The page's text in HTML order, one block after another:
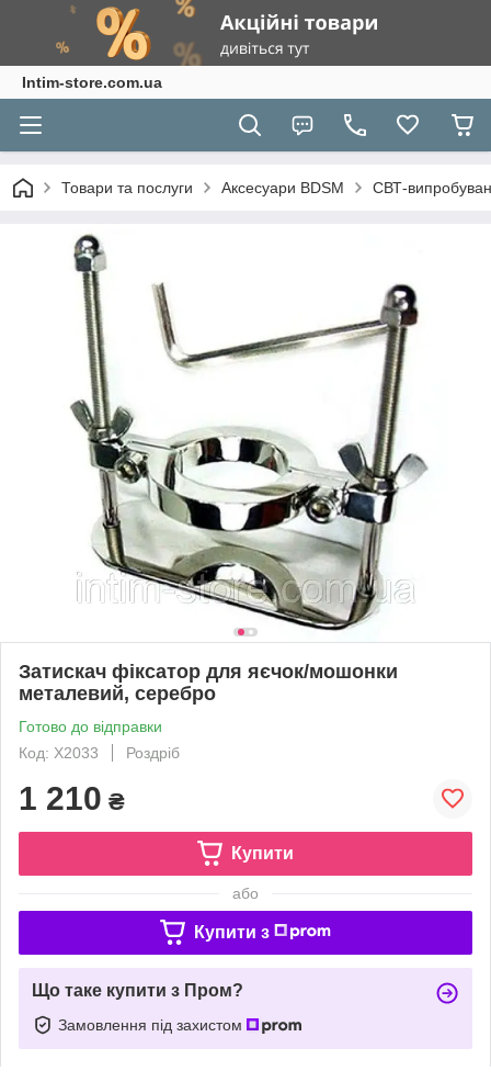
Intim-store.com.ua
Товари та послуги Аксесуари BDSM СВТ-
Затискач фіксатор для яєчок/мошонки
металевий, серебро
Готово до відправки
Код: X2033
Роздріб
1 210 ₴
Купити
або
Купити з
Що таке купити з Пром?
Замовлення під захистом